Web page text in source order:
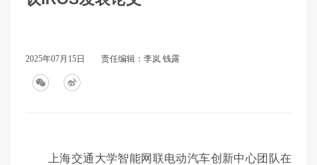
2025年07月15日 责任编辑：李岚 钱露
上海交通大学智能网联电动汽车创新中心团队在